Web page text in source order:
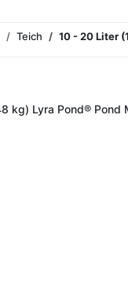
Teich 10 - 20 Liter